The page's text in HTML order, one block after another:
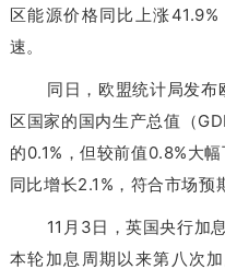
区能源价格同比上涨
速。
同日，欧盟统计局发
区国家的国内生产总值（
的0.1%，但较前值0.8%大
同比增长2.1%，符合市场预
11月3日，英国央行加
本轮加息周期以来第八次